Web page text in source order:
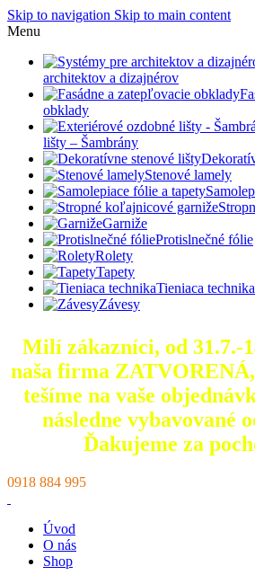
Skip to navigation Skip to main content
Menu
architektov a dizajnérov
obklady
lišty – Šambrány
Stenové lamely
Garniže
Protislnečné fólie
Rolety
Tapety
Tieniaca technika
Závesy
Milí zákazníci, od 31.7.-
naša firma
tešíme na vaše
následne vybavované
Ďakujeme za
0918 884 995
Úvod
O nás
Shop